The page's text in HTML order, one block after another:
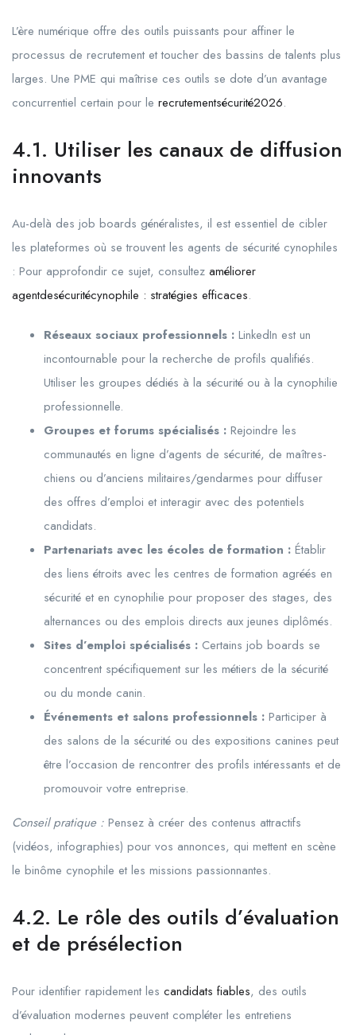
L’ère numérique offre des outils puissants pour affiner le
processus de recrutement et toucher des bassins de talents plus
larges. Une PME qui maîtrise ces outils se dote d’un avantage
concurrentiel certain pour le recrutementsécurité2026.
4.1. Utiliser les canaux de diffusion
innovants
Au-delà des job boards généralistes, il est essentiel de cibler
les plateformes où se trouvent les agents de sécurité cynophiles
: Pour approfondir ce sujet, consultez améliorer
agentdesécuritécynophile : stratégies efficaces.
Réseaux sociaux professionnels : LinkedIn est un
incontournable pour la recherche de profils qualifiés.
Utiliser les groupes dédiés à la sécurité ou à la cynophilie
professionnelle.
Groupes et forums spécialisés : Rejoindre les
communautés en ligne d’agents de sécurité, de maîtres-
chiens ou d’anciens militaires/gendarmes pour diffuser
des offres d’emploi et interagir avec des potentiels
candidats.
Partenariats avec les écoles de formation : Établir
des liens étroits avec les centres de formation agréés en
sécurité et en cynophilie pour proposer des stages, des
alternances ou des emplois directs aux jeunes diplômés.
Sites d’emploi spécialisés : Certains job boards se
concentrent spécifiquement sur les métiers de la sécurité
ou du monde canin.
Événements et salons professionnels : Participer à
des salons de la sécurité ou des expositions canines peut
être l’occasion de rencontrer des profils intéressants et de
promouvoir votre entreprise.
Conseil pratique : Pensez à créer des contenus attractifs
(vidéos, infographies) pour vos annonces, qui mettent en scène
le binôme cynophile et les missions passionnantes.
4.2. Le rôle des outils d’évaluation
et de présélection
Pour identifier rapidement les candidats fiables, des outils
d’évaluation modernes peuvent compléter les entretiens